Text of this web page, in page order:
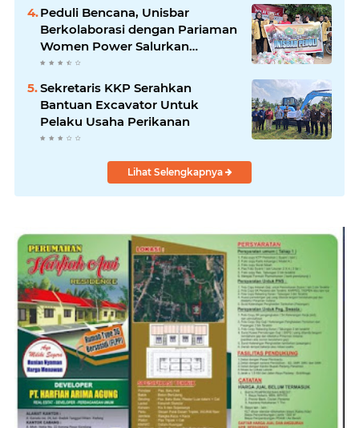
Peduli Bencana, Unisbar
Berkolaborasi dengan Pariaman
Women Power Salurkan
Bantuan untuk Korban Banjir di
Padang
Sekretaris KKP Serahkan
Bantuan Excavator Untuk
Pelaku Usaha Perikanan
Lihat Selengkapnya